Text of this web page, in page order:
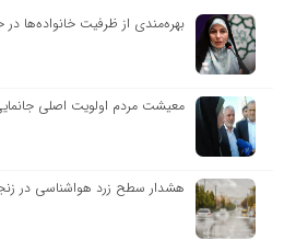
بهره‌مندی از ظرفیت خانواده‌ها
معیشت مردم اولویت اصلی
هشدار سطح زرد هواشناسی در